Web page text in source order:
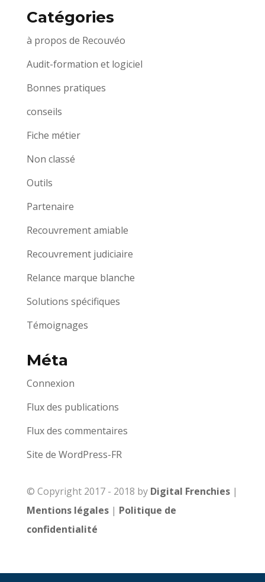
Catégories
à propos de Recouvéo
Audit-formation et logiciel
Bonnes pratiques
conseils
Fiche métier
Non classé
Outils
Partenaire
Recouvrement amiable
Recouvrement judiciaire
Relance marque blanche
Solutions spécifiques
Témoignages
Méta
Connexion
Flux des publications
Flux des commentaires
Site de WordPress-FR
© Copyright 2017 - 2018 by Digital Frenchies|
Mentions légales| Politique de
confidentialité